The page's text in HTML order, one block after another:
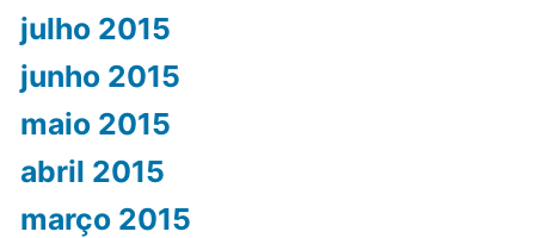
julho 2015
junho 2015
maio 2015
abril 2015
março 2015